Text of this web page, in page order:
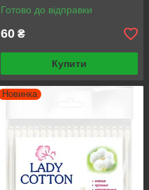
Готово до відправки
60 ₴
Купити
Новинка